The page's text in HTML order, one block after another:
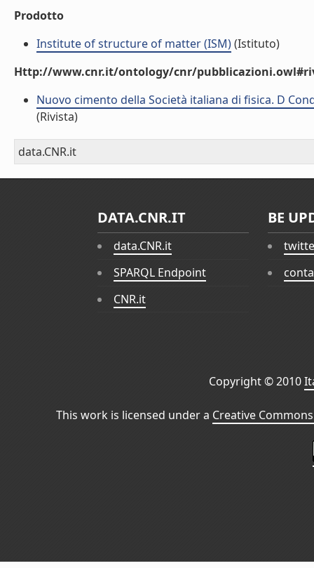
Prodotto
Institute of structure of matter (ISM)(Istituto)
Http://www.cnr.it/ontology/cnr/
Nuovo cimento della Società italiana di fisica. D
(Rivista)
data.CNR.it
DATA.CNR.IT
data.CNR.it
SPARQL Endpoint
CNR.it
BE
Copyright © 2010
This work is licensed under a Creative